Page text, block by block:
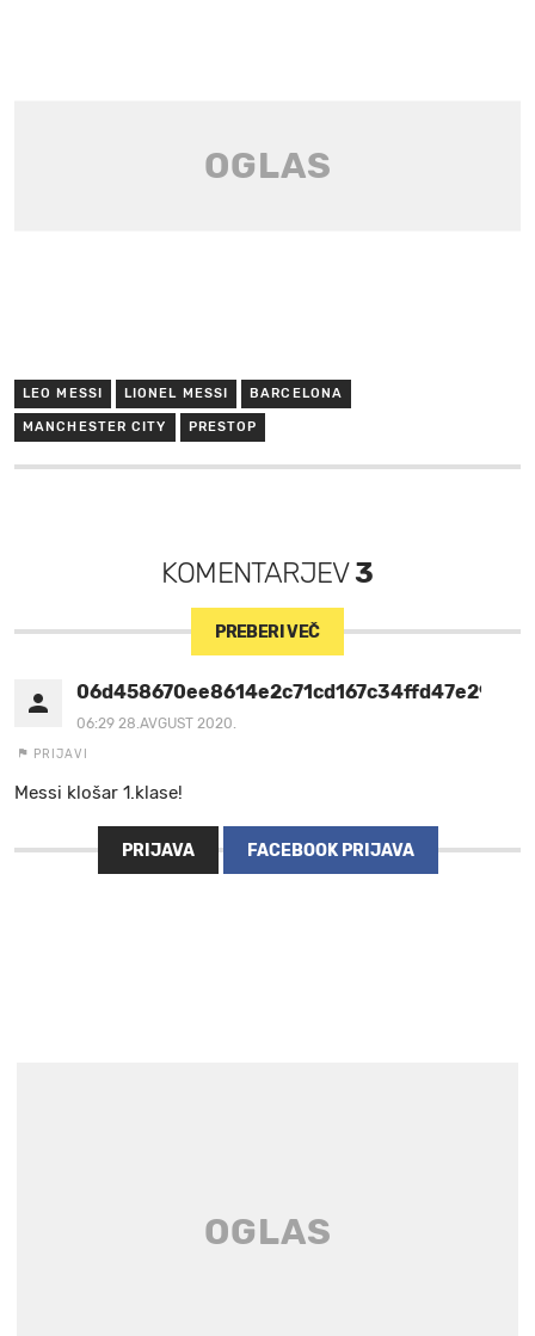
LEO MESSI LIONEL MESSI BARCELONA
MANCHESTER CITY PRESTOP
KOMENTARJEV3
PREBERI VEČ
06d458670ee8614e2c71cd167c34ffd47e2911e7
06:29 28.AVGUST 2020.
PRIJAVI
Messi klošar 1.klase!
PRIJAVA FACEBOOK PRIJAVA